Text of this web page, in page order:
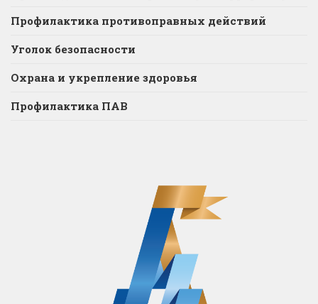
Профилактика противоправных действий
Уголок безопасности
Охрана и укрепление здоровья
Профилактика ПАВ